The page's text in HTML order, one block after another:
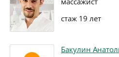
стаж 19 лет
Бакулин